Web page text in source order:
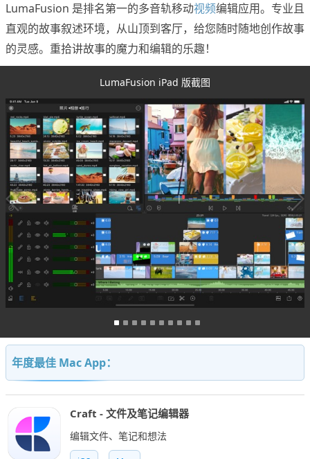
LumaFusion 是排名第一的多音轨移动视频编辑应用。专业且
直观的故事叙述环境，从山顶到客厅，给您随时随地创作故事
的灵感。重拾讲故事的魔力和编辑的乐趣！
LumaFusion iPad 版截图
年度最佳 Mac App：
Craft - 文件及笔记编辑器
编辑文件、笔记和想法